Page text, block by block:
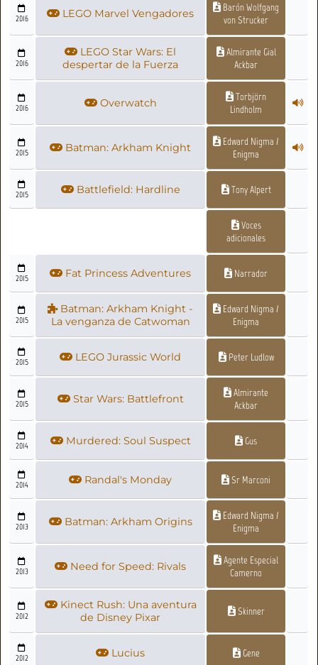
2016 LEGO Marvel Vengadores
Barón Wolfgang
von Strucker
2016
LEGO Star Wars: El
despertar de la Fuerza
Almirante Gial
Ackbar
2016 Overwatch
Torbjörn
Lindholm
2015 Batman: Arkham Knight
Edward Nigma /
Enigma
2015 Battlefield: Hardline Tony Alpert
Voces
adicionales
2015 Fat Princess Adventures Narrador
2015
Batman: Arkham Knight -
La venganza de Catwoman
Edward Nigma /
Enigma
2015 LEGO Jurassic World Peter Ludlow
2015 Star Wars: Battlefront
Almirante
Ackbar
2014 Murdered: Soul Suspect Gus
2014 Randal's Monday Sr Marconi
2013 Batman: Arkham Origins
Edward Nigma /
Enigma
2013 Need for Speed: Rivals
Agente Especial
Camerno
2012
Kinect Rush: Una aventura
de Disney Pixar
Skinner
2012 Lucius Gene